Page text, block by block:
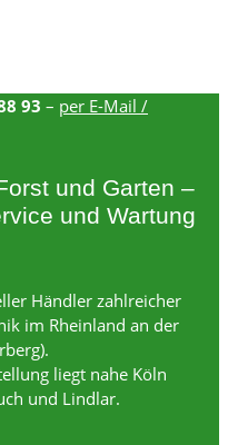
93 – per E-Mail /
und Garten –
und Wartung
Händler zahlreicher
im Rheinland an der
liegt nahe Köln
und Lindlar.